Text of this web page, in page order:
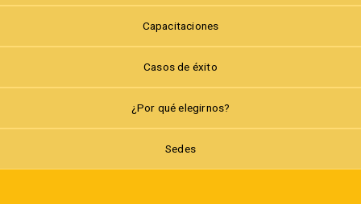
Capacitaciones
Casos de éxito
¿Por qué elegirnos?
Sedes